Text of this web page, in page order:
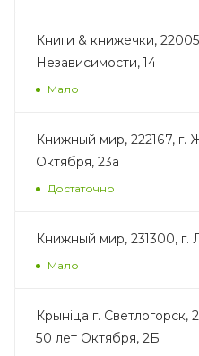
Книги & книжечки,
Независимости, 14
Мало
Книжный мир, 222167, г.
Октября, 23а
Достаточно
Книжный мир, 231300,
Мало
Крыніца г. Светлогорск,
50 лет Октября, 2Б